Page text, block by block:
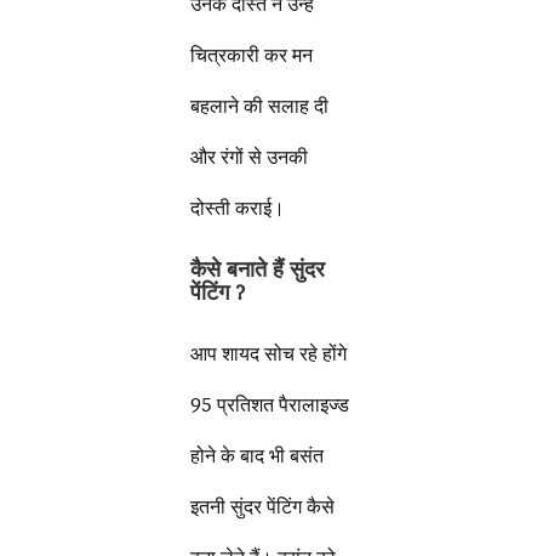
चित्रकारी कर मन
बहलाने की सलाह दी
और रंगों से उनकी
दोस्ती कराई।
कैसे बनाते हैं सुंदर
पेंटिंग?
आप शायद सोच रहे होंगे
95 प्रतिशत पैरालाइज्ड
होने के बाद भी बसंत
इतनी सुंदर पेंटिंग कैसे